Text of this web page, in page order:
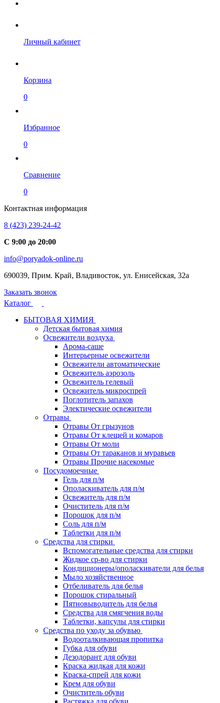
Личный кабинет
Корзина
0
Избранное
0
Сравнение
0
Контактная информация
8 (423) 239-24-42
С 9:00 до 20:00
info@poryadok-online.ru
690039, Прим. Край, Владивосток, ул. Енисейская, 32а
Заказать звонок
Каталог
БЫТОВАЯ ХИМИЯ
Детская бытовая химия
Освежители воздуха
Арома-саше
Интерьерные освежители
Освежители автоматические
Освежитель аэрозоль
Освежитель гелевый
Освежитель микроспрей
Поглотитель запахов
Электические освежители
Отравы
Отравы От грызунов
Отравы От клещей и комаров
Отравы От моли
Отравы От тараканов и муравьев
Отравы Прочие насекомые
Посудомоечные
Гель для п/м
Ополаскиватель для п/м
Освежитель для п/м
Очиститель для п/м
Порошок для п/м
Соль для п/м
Таблетки для п/м
Средства для стирки
Вспомогательные средства для стирки
Жидкое ср-во для стирки
Кондиционеры/ополаскиватели для белья
Мыло хозяйственное
Отбеливатель для белья
Порошок стиральный
Пятновыводитель для белья
Средства для смягчения воды
Таблетки, капсулы для стирки
Средства по уходу за обувью
Водооталкивающая пропитка
Губка для обуви
Дезодорант для обуви
Краска жидкая для кожи
Краска-спрей для кожи
Крем для обуви
Очиститель обуви
Растяжка для обуви